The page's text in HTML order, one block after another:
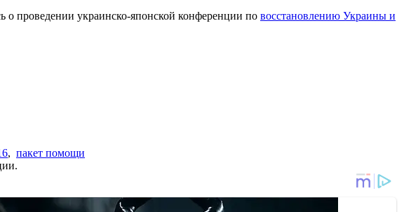
проведении украинско-японской конференции по восстановлению Украины и
, пакет помощи